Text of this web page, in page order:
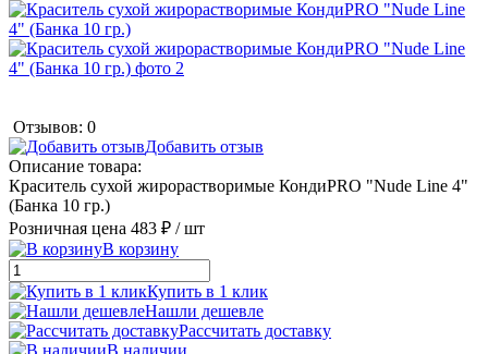
Отзывов: 0
Добавить отзыв
Описание товара:
Краситель сухой жирорастворимые КондиPRO "Nude Line 4"
(Банка 10 гр.)
Розничная цена 483 ₽ / шт
В корзину
Купить в 1 клик
Нашли дешевле
Рассчитать доставку
В наличии